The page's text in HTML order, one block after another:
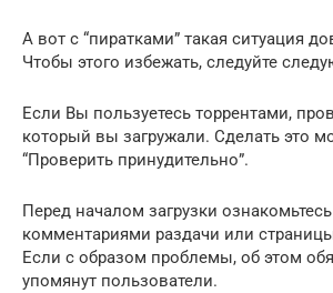
А вот с “пиратками” такая ситуация
Чтобы этого избежать, следуйте
Если Вы пользуетесь торрентами,
который вы загружали. Сделать это
“Проверить принудительно”.
Перед началом загрузки
комментариями раздачи или
Если с образом проблемы, об этом
упомянут пользователи.